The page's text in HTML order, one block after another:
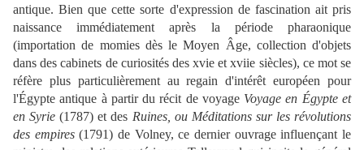
antique. Bien que cette sorte d'expression de fascination ait pris
naissance immédiatement après la période pharaonique
(importation de momies dès le Moyen Âge, collection d'objets
dans des cabinets de curiosités des xvie et xviie siècles), ce mot se
réfère plus particulièrement au regain d'intérêt européen pour
l'Égypte antique à partir du récit de voyage Voyage en Égypte et
en Syrie (1787) et des Ruines, ou Méditations sur les révolutions
des empires(1791) de Volney, ce dernier ouvrage influençant le